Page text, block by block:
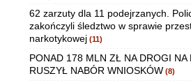
62 zarzuty dla 11 podejrzanych.
zakończyli śledztwo w sprawie
narkotykowej (11)
PONAD 178 MLN ZŁ NA DROGI NA
RUSZYŁ NABÓR WNIOSKÓW (8)